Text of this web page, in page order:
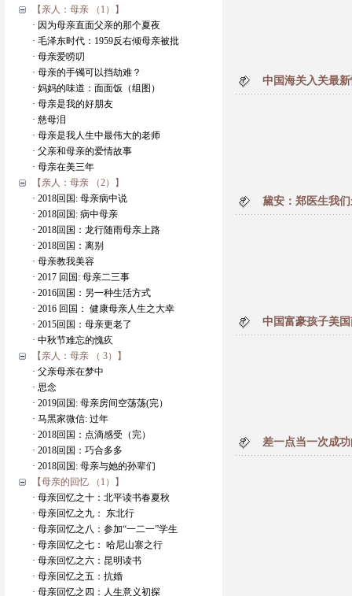
【亲人：母亲 （1）】
· 因为母亲直面父亲的那个夏夜
· 毛泽东时代：1959反右倾母亲被批
· 母亲爱唠叨
· 母亲的手镯可以挡劫难？
· 妈妈的味道：面面饭（组图）
· 母亲是我的好朋友
· 慈母泪
· 母亲是我人生中最伟大的老师
· 父亲和母亲的爱情故事
· 母亲在美三年
【亲人：母亲 （2）】
· 2018回国: 母亲病中说
· 2018回国: 病中母亲
· 2018回国：龙行随雨母亲上路
· 2018回国：离别
· 母亲教我美容
· 2017 回国: 母亲二三事
· 2016回国：另一种生活方式
· 2016 回国： 健康母亲人生之大幸
· 2015回国：母亲更老了
· 中秋节难忘的愧疚
【亲人：母亲 （ 3）】
· 父亲母亲在梦中
· 思念
· 2019回国: 母亲房间空荡荡(完）
· 马黑家微信: 过年
· 2018回国：点滴感受（完）
· 2018回国：巧合多多
· 2018回国: 母亲与她的孙辈们
【母亲的回忆 （1）】
· 母亲回忆之十：北平读书春夏秋
· 母亲回忆之九： 东北行
· 母亲回忆之八：参加“一二一”学生
· 母亲回忆之七： 哈尼山寨之行
· 母亲回忆之六：昆明读书
· 母亲回忆之五：抗婚
· 母亲回忆之四：人生意义初探
中国海关入关最
黛安：郑医生我
中国富豪孩子美
差一点当一次成